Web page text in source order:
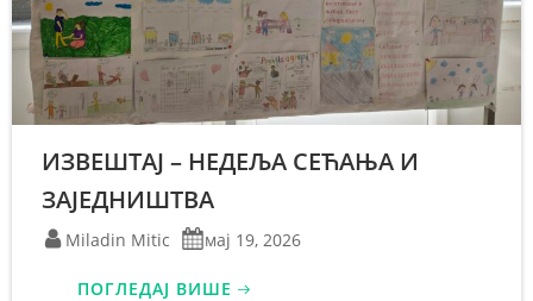
ИЗВЕШТАЈ – НЕДЕЉА СЕЋАЊА И
ЗАЈЕДНИШТВА
Miladin Mitic мај 19, 2026
ПОГЛЕДАЈ ВИШЕ